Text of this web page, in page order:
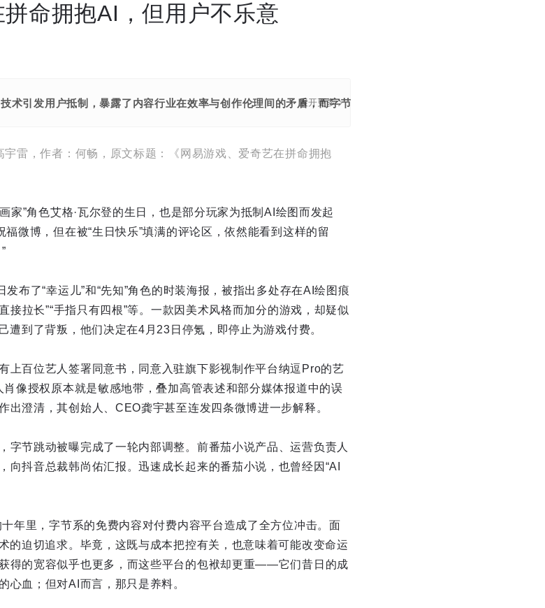
命拥抱AI，但用户不乐意
术引发用户抵制，暴露了内容行业在效率与创作伦理间的矛盾，而字节跳动等平台凭借技术优势加速渗透，进
展开更多
宇雷，作者：何畅，原文标题：《网易游戏、爱奇艺在拼命拥抱
家”角色艾格·瓦尔登的生日，也是部分玩家为抵制AI绘图而发起
福微博，但在被“生日快乐”填满的评论区，依然能看到这样的留
布了“幸运儿”和“先知”角色的时装海报，被指出多处存在AI绘图痕
接拉长”“手指只有四根”等。一款因美术风格而加分的游戏，却疑似
遭到了背叛，他们决定在4月23日停氪，即停止为游戏付费。
上百位艺人签署同意书，同意入驻旗下影视制作平台纳逗Pro的艺
像授权原本就是敏感地带，叠加高管表述和部分媒体报道中的误
出澄清，其创始人、CEO龚宇甚至连发四条微博进一步解释。
字节跳动被曝完成了一轮内部调整。前番茄小说产品、运营负责人
向抖音总裁韩尚佑汇报。迅速成长起来的番茄小说，也曾经因“AI
年里，字节系的免费内容对付费内容平台造成了全方位冲击。面
的迫切追求。毕竟，这既与成本把控有关，也意味着可能改变命运
得的宽容似乎也更多，而这些平台的包袱却更重——它们昔日的成
心血；但对AI而言，那只是养料。